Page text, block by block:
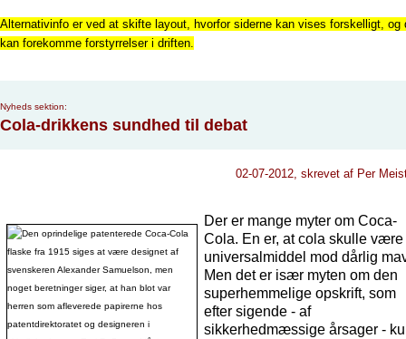
Alternativinfo er ved at skifte layout, hvorfor siderne kan vises forskelligt, og
kan forekomme forstyrrelser i driften.
Nyheds sektion:
Cola-drikkens sundhed til debat
02-07-2012, skrevet af Per
Der er mange myter om Coca-
Cola. En er, at cola skulle være
universalmiddel mod dårlig
Men det er især myten om den
superhemmelige opskrift, som
efter sigende - af
sikkerhedmæssige årsager -